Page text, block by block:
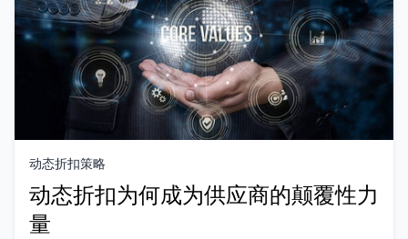
动态折扣策略
动态折扣为何成为供应商的颠覆性力
量